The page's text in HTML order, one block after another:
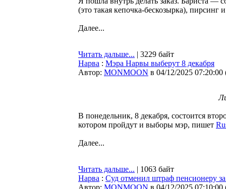
(это такая кепочка-бескозырка), пирсинг
Далее...
Читать дальше... | 3229 байт
Нарва : Мэра Нарвы выберут 8 декабря
Автор: MONMOON в 04/12/2025 07:20:00
В понедельник, 8 декабря, состоится
котором пройдут и выборы мэр, пишет
Далее...
Читать дальше... | 1063 байт
Нарва : Суд отменил штраф пенсионеру
Автор: MONMOON в 04/12/2025 07:10:00